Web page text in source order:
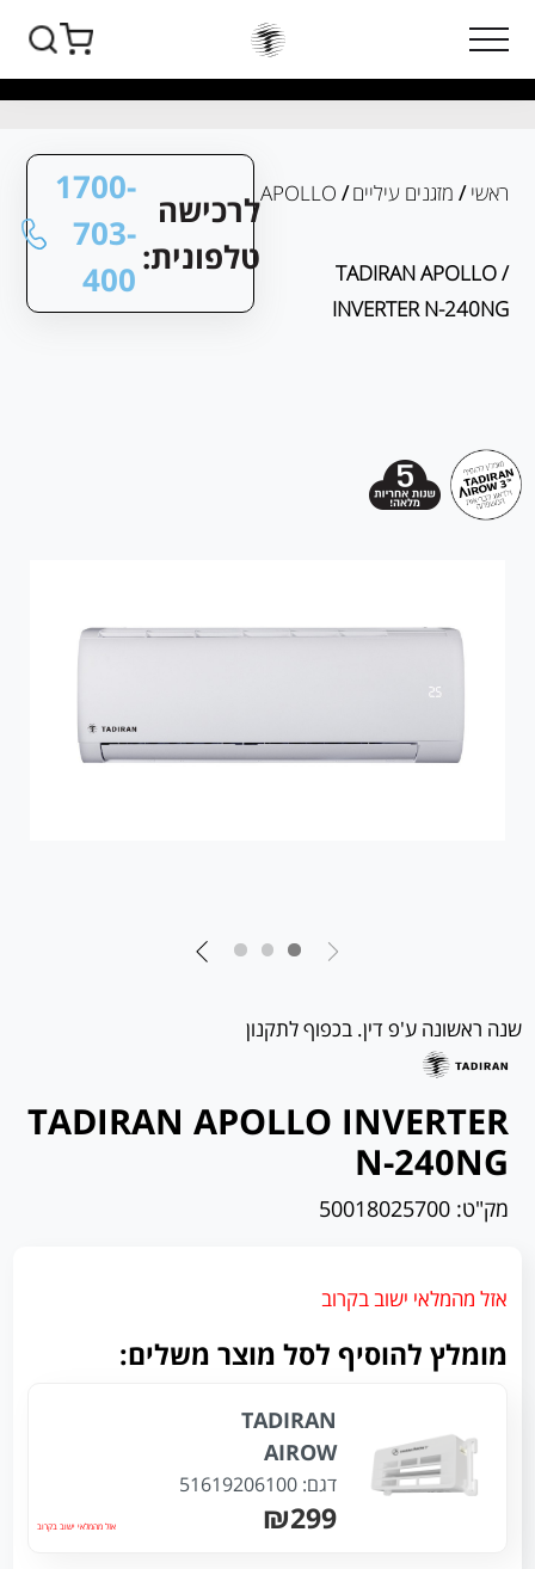
ראשי / מזגנים עיליים/
APOLLO
/ TADIRAN APOLLO
INVERTER N-240NG
1700-
703-
400
לרכישה
טלפונית:
שנה ראשונה ע'פ דין. בכפוף לתקנון
TADIRAN APOLLO INVERTER
N-240NG
מק"ט: 50018025700
אזל מהמלאי ישוב בקרוב
מומלץ להוסיף לסל מוצר משלים:
TADIRAN
AIROW
דגם: 51619206100
₪299 אזל מהמלאי ישוב בקרוב